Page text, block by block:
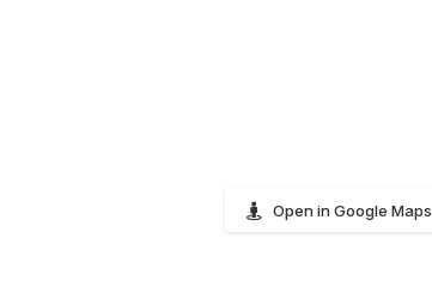
Open in Google Maps